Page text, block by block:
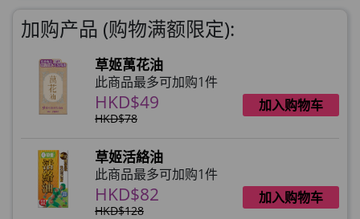
月)
HKD$0
HKD$145
加购产品 (购物满额限定):
草姬萬花油
此商品最多可加购1件
HKD$49
HKD$78
加入购物车
草姬活絡油
此商品最多可加购1件
HKD$82
HKD$128
加入购物车